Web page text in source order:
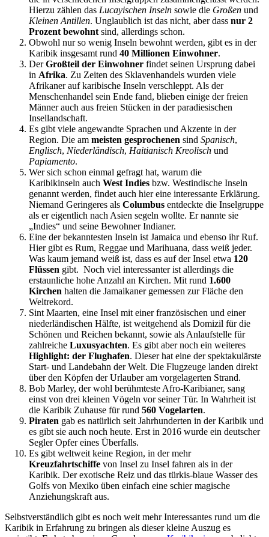
Hierzu zählen das Lucayischen Inseln sowie die Großen und
Kleinen Antillen. Unglaublich ist das nicht, aber dass nur 2
Prozent bewohnt sind, allerdings schon.
Obwohl nur so wenig Inseln bewohnt werden, gibt es in der
Karibik insgesamt rund 40 Millionen Einwohner.
DerGroßteil der Einwohner findet seinen Ursprung dabei
in Afrika. Zu Zeiten des Sklavenhandels wurden viele
Afrikaner auf karibische Inseln verschleppt. Als der
Menschenhandel sein Ende fand, blieben einige der freien
Männer auch aus freien Stücken in der paradiesischen
Insellandschaft.
Es gibt viele angewandte Sprachen und Akzente in der
Region. Die am meisten gesprochenen sind Spanisch,
Englisch, Niederländisch, Haitianisch Kreolisch und
Papiamento.
Wer sich schon einmal gefragt hat, warum die
Karibikinseln auch West Indies bzw. Westindische Inseln
genannt werden, findet auch hier eine interessante Erklärung.
Niemand Geringeres als Columbus entdeckte die Inselgruppe
als er eigentlich nach Asien segeln wollte. Er nannte sie
„Indies“ und seine Bewohner Indianer.
Eine der bekanntesten Inseln ist Jamaica und ebenso ihr Ruf.
Hier gibt es Rum, Reggae und Marihuana, dass weiß jeder.
Was kaum jemand weiß ist, dass es auf der Insel etwa 120
Flüssen gibt. Noch viel interessanter ist allerdings die
erstaunliche hohe Anzahl an Kirchen. Mit rund 1.600
Kirchen halten die Jamaikaner gemessen zur Fläche den
Weltrekord.
Sint Maarten, eine Insel mit einer französischen und einer
niederländischen Hälfte, ist weitgehend als Domizil für die
Schönen und Reichen bekannt, sowie als Anlaufstelle für
zahlreiche Luxusyachten. Es gibt aber noch ein weiteres
Highlight: der Flughafen. Dieser hat eine der spektakulärste
Start- und Landebahn der Welt. Die Flugzeuge landen direkt
über den Köpfen der Urlauber am vorgelagerten Strand.
Bob Marley, der wohl berühmteste Afro-Karibianer, sang
einst von drei kleinen Vögeln vor seiner Tür. In Wahrheit ist
die Karibik Zuhause für rund 560 Vogelarten.
Piraten gab es natürlich seit Jahrhunderten in der Karibik und
es gibt sie auch noch heute. Erst in 2016 wurde ein deutscher
Segler Opfer eines Überfalls.
Es gibt weltweit keine Region, in der mehr
Kreuzfahrtschiffe von Insel zu Insel fahren als in der
Karibik. Der exotische Reiz und das türkis-blaue Wasser des
Golfs von Mexiko üben einfach eine schier magische
Anziehungskraft aus.
Selbstverständlich gibt es noch weit mehr Interessantes rund um die
Karibik in Erfahrung zu bringen als dieser kleine Auszug es